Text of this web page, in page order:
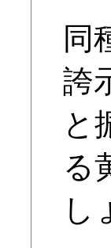
同
誇
と
る
し